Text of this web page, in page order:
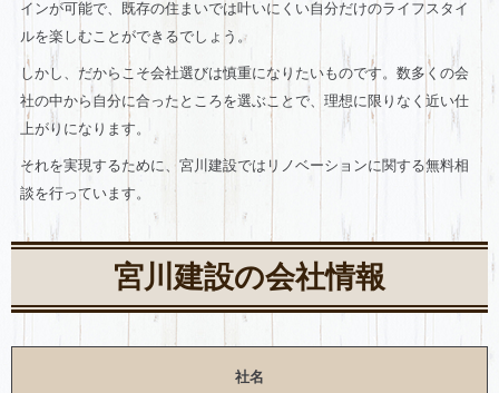
インが可能で、既存の住まいでは叶いにくい自分だけのライフスタイ
ルを楽しむことができるでしょう。
しかし、だからこそ会社選びは慎重になりたいものです。数多くの会
社の中から自分に合ったところを選ぶことで、理想に限りなく近い仕
上がりになります。
それを実現するために、宮川建設ではリノベーションに関する無料相
談を行っています。
宮川建設の会社情報
社名